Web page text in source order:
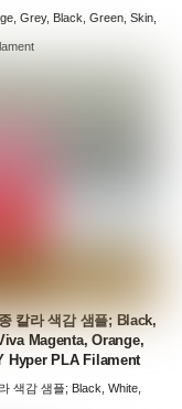
Grey, Black, Green, Skin,
칼라 색감 샘플; Black,
Magenta, Orange,
Hyper PLA Filament
색감 샘플; Black, White,